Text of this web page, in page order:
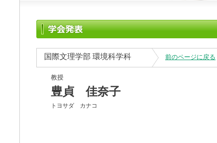
国際文理学部 環境科学科 前のページに戻る
教授
豊貞 佳奈子
トヨサダ カナコ